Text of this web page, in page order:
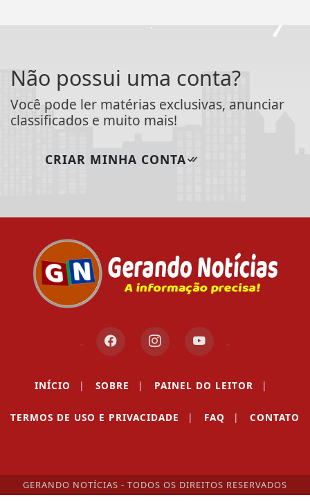
Não possui uma conta?
Você pode ler matérias exclusivas, anunciar
classificados e muito mais!
CRIAR MINHA CONTA
INÍCIO | SOBRE | PAINEL DO LEITOR |
TERMOS DE USO E PRIVACIDADE | FAQ | CONTATO
GERANDO NOTÍCIAS - TODOS OS DIREITOS RESERVADOS